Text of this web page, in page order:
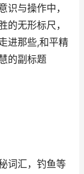
识与操作中，
的无形标尺，
进那些,和平精
的副标题
词汇，钓鱼等